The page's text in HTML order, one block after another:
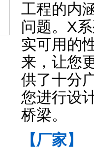
工程的内
问题。X
实可用的
来，让您
供了十分
您进行设
桥梁。
【厂家】